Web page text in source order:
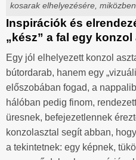
kosarak elhelyezésére,
Inspirációk és
„kész” a fal egy
Egy jól elhelyezett konzol
bútordarab, hanem egy
előszobában fogad, a
hálóban pedig finom,
üresnek, befejezetlennek
konzolasztal segít abban,
a tekintetnek: egy képnek,